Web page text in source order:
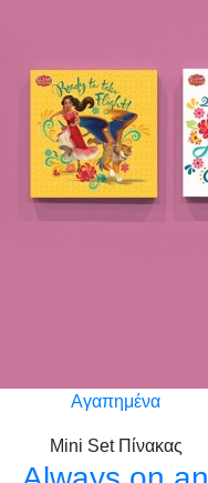
Αγαπημένα
Mini Set Πίνακας